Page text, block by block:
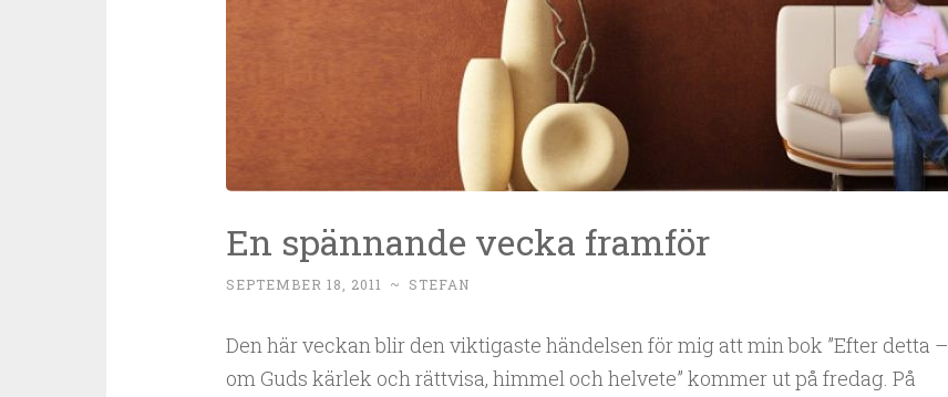
En spännande vecka framför
SEPTEMBER 18, 2011 ~ STEFAN
Den här veckan blir den viktigaste händelsen för mig att min bok ”Efter detta –
om Guds kärlek och rättvisa, himmel och helvete” kommer ut på fredag. På